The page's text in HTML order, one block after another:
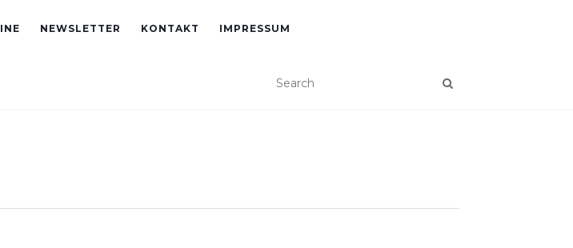
NEWSLETTER KONTAKT IMPRESSUM